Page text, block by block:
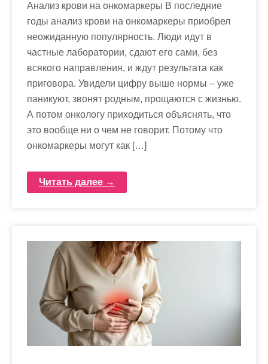
Анализ крови на онкомаркеры В последние
годы анализ крови на онкомаркеры приобрел
неожиданную популярность. Люди идут в
частные лаборатории, сдают его сами, без
всякого направления, и ждут результата как
приговора. Увидели цифру выше нормы – уже
паникуют, звонят родным, прощаются с жизнью.
А потом онкологу приходиться объяснять, что
это вообще ни о чем не говорит. Потому что
онкомаркеры могут как […]
Читать далее →